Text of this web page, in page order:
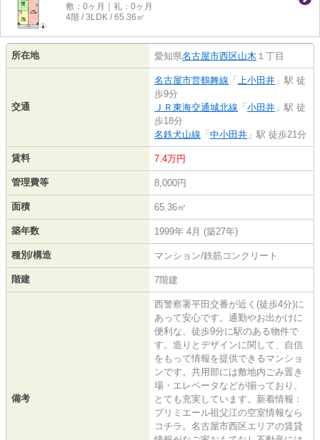
敷：0ヶ月｜礼：0ヶ月
4階 / 3LDK / 65.36㎡
所在地 愛知県名古屋市西区山木 １丁目
交通
名古屋市営鶴舞線 「 上小田井 」駅 徒
歩9分
ＪＲ東海交通城北線 「 小田井 」駅 徒
歩18分
名鉄犬山線 「 中小田井 」駅 徒歩21分
賃料 7.4万円
管理費等 8,000円
面積 65.36㎡
築年数 1999年 4月 (築27年)
種別/構造 マンション/鉄筋コンクリート
階建 7階建
備考
西警察署平田交番が近く(徒歩4分)に
あって安心です。通勤やお出かけに
便利な、徒歩9分に駅のある物件で
す。造りとデザインに関して、自信
をもって情報を提供できるマンショ
ンです。共用部には敷地内ごみ置き
場・エレベータなどが揃っており、
とても充実しています。新着情報：
プリミエール祖父江の空室情報なら
コチラ。名古屋市西区エリアの賃貸